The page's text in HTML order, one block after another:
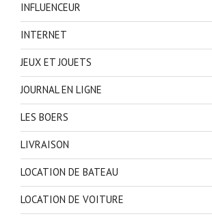
INFLUENCEUR
INTERNET
JEUX ET JOUETS
JOURNAL EN LIGNE
LES BOERS
LIVRAISON
LOCATION DE BATEAU
LOCATION DE VOITURE